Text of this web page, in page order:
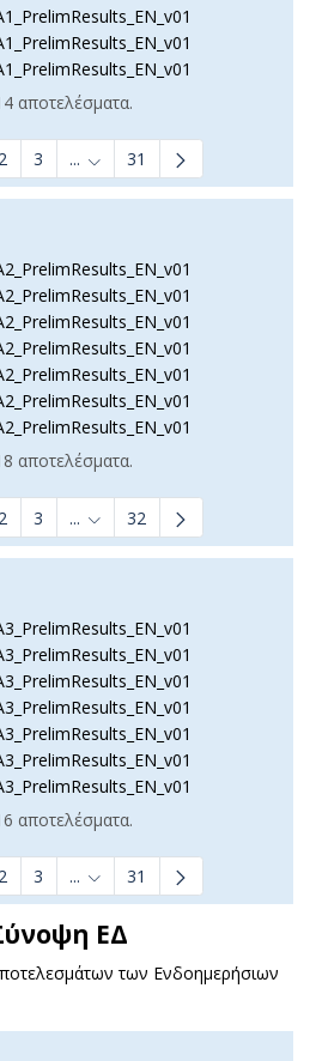
αποτελέσματα.
2 3 ... Ενδιάμεσες σελίδες Use
31
αποτελέσματα.
2 3 ... Ενδιάμεσες σελίδες Use
32
αποτελέσματα.
2 3 ... Ενδιάμεσες σελίδες Use
31
ΕΔ
των Ενδοημερήσιων